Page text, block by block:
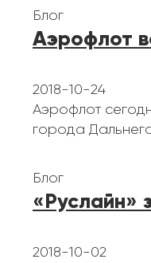
Блог
Аэрофлот
2018-10-24
Аэрофлот
города
Блог
«Руслайн»
2018-10-02